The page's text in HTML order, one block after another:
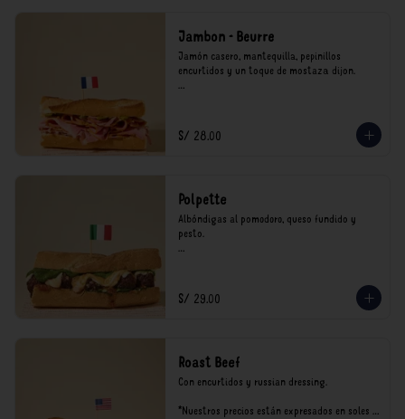
Jambon - Beurre
Jamón casero, mantequilla, pepinillos
encurtidos y un toque de mostaza dijon.
consumo.
S/ 28.00
Polpette
Albóndigas al pomodoro, queso fundido y
pesto.
consumo.
S/ 29.00
Roast Beef
Con encurtidos y russian dressing.
*Nuestros precios están expresados en soles e